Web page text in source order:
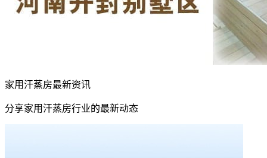
家用汗蒸房最新资讯
分享家用汗蒸房行业的最新动态